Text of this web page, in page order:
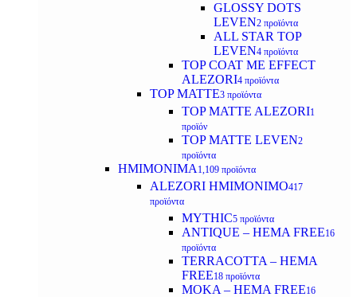
GLOSSY DOTS
LEVEN2 προϊόντα
ALL STAR TOP
LEVEN4 προϊόντα
TOP COAT ME EFFECT
ALEZORI4 προϊόντα
TOP MATTE3 προϊόντα
TOP MATTE ALEZORI1
προϊόν
TOP MATTE LEVEN2
προϊόντα
ΗΜΙΜΟΝΙΜΑ 1,109 προϊόντα
ALEZORI ΗΜΙΜΟΝΙΜΟ417
προϊόντα
MYTHIC5 προϊόντα
ANTIQUE – HEMA FREE16
προϊόντα
TERRACOTTA – HEMA
FREE18 προϊόντα
MOKA – HEMA FREE16